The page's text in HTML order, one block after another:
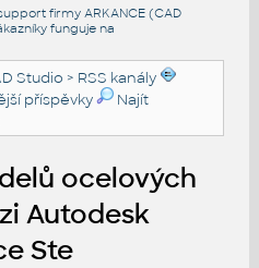
firmy ARKANCE (CAD
funguje na
Studio > RSS kanály
příspěvky
Najít
ocelových
Autodesk
Ste